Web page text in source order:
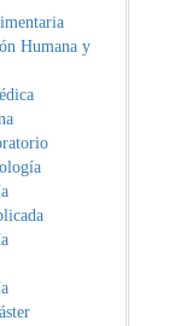
Humana y